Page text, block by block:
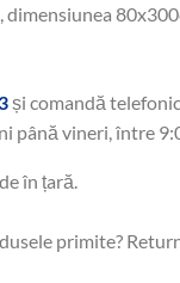
și comandă
până vineri, între
în țară.
primite?